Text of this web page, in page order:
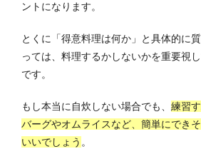
ントになります。
とくに「得意料理は何か」と具体的に
っては、料理するかしないかを重要視
です。
もし本当に自炊しない場合でも、 練習
バーグやオムライスなど、簡単にでき
いいでしょう 。